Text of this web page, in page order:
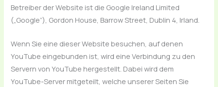
Betreiber der Website ist die Google Ireland Limited
(„Google”), Gordon House, Barrow Street, Dublin 4, Irland.
Wenn Sie eine dieser Website besuchen, auf denen
YouTube eingebunden ist, wird eine Verbindung zu den
Servern von YouTube hergestellt. Dabei wird dem
YouTube-Server mitgeteilt, welche unserer Seiten Sie